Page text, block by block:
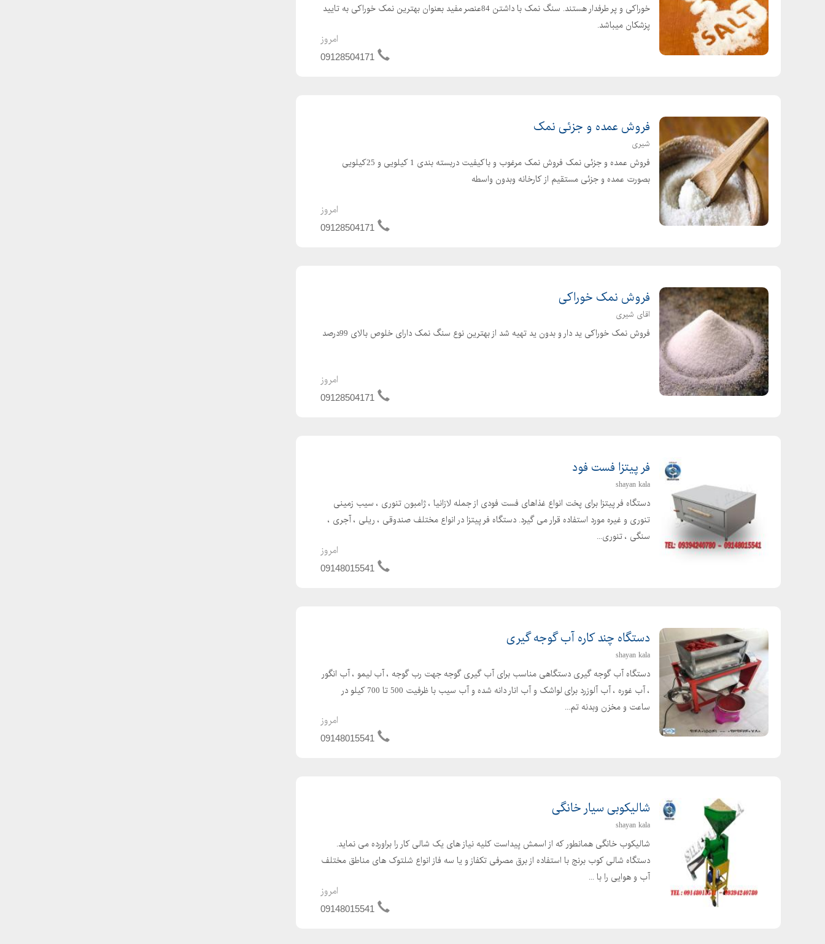
خوراکی و پر طرفدار هستند. سنگ نمک با داشتن 84عنصر مفید بعنوان بهترین نمک خوراکی به تایید
پزشکان میباشد.
امروز
09128504171
فروش عمده و جزئی نمک
شیری
فروش عمده و جزئی نمک فروش نمک مرغوب و باکیفیت دربسته بندی 1 کیلویی و 25کیلویی
بصورت عمده و جزئی مستقیم از کارخانه وبدون واسطه
امروز
09128504171
فروش نمک خوراکی
اقای شیری
فروش نمک خوراکی ید دار و بدون ید تهیه شد از بهترین نوع سنگ نمک دارای خلوص بالای 99درصد
امروز
09128504171
فر پیتزا فست فود
shayan kala
دستگاه فر پیتزا برای پخت انواع غذاهای فست فودی از جمله لازانیا ، ژامبون تنوری ، سیب زمینی
تنوری و غیره مورد استفاده قرار می گیرد. دستگاه فر پیتزا در انواع مختلف صندوقی ، ریلی ، آجری ،
سنگی ، تنوری...
امروز
09148015541
دستگاه چند کاره آب گوجه گیری
shayan kala
دستگاه آب گوجه گیری دستگاهی مناسب برای آب گیری گوجه جهت رب گوجه ، آب لیمو ، آب انگور
، آب غوره ، آب آلوزرد برای لواشک و آب انار دانه شده و آب سیب با ظرفیت 500 تا 700 کیلو در
ساعت و مخزن وبدنه تم...
امروز
09148015541
شالیکوبی سیار خانگی
shayan kala
شالیکوب خانگی همانطور که از اسمش پیداست کلیه نیاز های یک شالی کار را براورده می نماید.
دستگاه شالی کوب برنج با استفاده از برق مصرفی تکفاز و یا سه فاز انواع شلتوک های مناطق مختلف
آب و هوایی را با ...
امروز
09148015541